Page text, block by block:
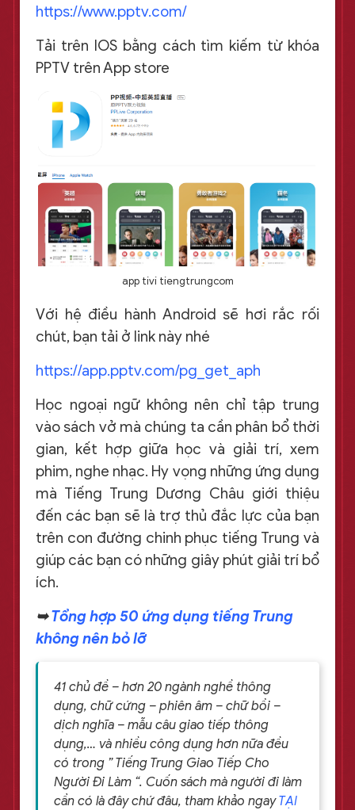
https://www.pptv.com/
Tải trên IOS bằng cách tìm kiếm từ khóa
PPTV trên App store
app tivi tiengtrungcom
Với hệ điều hành Android sẽ hơi rắc rối
chút, bạn tải ở link này nhé
https://app.pptv.com/pg_get_aph
Học ngoại ngữ không nên chỉ tập trung
vào sách vở mà chúng ta cần phân bổ thời
gian, kết hợp giữa học và giải trí, xem
phim, nghe nhạc. Hy vọng những ứng dụng
mà Tiếng Trung Dương Châu giới thiệu
đến các bạn sẽ là trợ thủ đắc lực của bạn
trên con đường chinh phục tiếng Trung và
giúp các bạn có những giây phút giải trí bổ
ích.
➥Tổng hợp 50 ứng dụng tiếng Trung
không nên bỏ lỡ
41 chủ đề – hơn 20 ngành nghề thông
dụng, chữ cứng – phiên âm – chữ bồi –
dịch nghĩa – mẫu câu giao tiếp thông
dụng,… và nhiều công dụng hơn nữa đều
có trong ” Tiếng Trung Giao Tiếp Cho
Người Đi Làm “. Cuốn sách mà người đi làm
cần có là đây chứ đâu, tham khảo ngayTẠI